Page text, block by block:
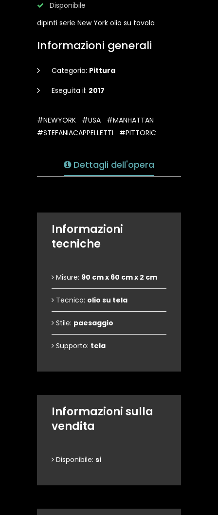
Disponibile
dipinti serie New York olio su tavola
Informazioni generali
Categoria: Pittura
Eseguita il: 2017
#NEWYORK #USA
#MANHATTAN
#STEFANIACAPPELLETTI
#PITTORIC
Dettagli dell'opera
Informazioni
tecniche
Misure: 90 cm x 60 cm x 2 cm
Tecnica: olio su tela
Stile: paesaggio
Supporto: tela
Informazioni sulla
vendita
Disponibile: si